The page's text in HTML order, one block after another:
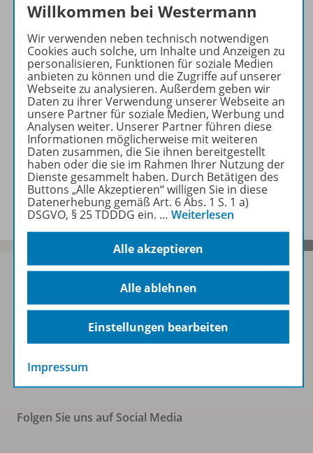
Produktinformationen
Beschreibung
Zugehörige Produkte
Benachrichtigungs-Service
Sofort profitieren
Folgen Sie uns auf Social Media
Willkommen bei Westermann
Wir verwenden neben technisch notwendigen
Cookies auch solche, um Inhalte und Anzeigen zu
personalisieren, Funktionen für soziale Medien
anbieten zu können und die Zugriffe auf unserer
Webseite zu analysieren. Außerdem geben wir
Daten zu ihrer Verwendung unserer Webseite an
unsere Partner für soziale Medien, Werbung und
Analysen weiter. Unserer Partner führen diese
Informationen möglicherweise mit weiteren
Daten zusammen, die Sie ihnen bereitgestellt
haben oder die sie im Rahmen Ihrer Nutzung der
Dienste gesammelt haben. Durch Betätigen des
Buttons „Alle Akzeptieren“ willigen Sie in diese
Datenerhebung gemäß Art. 6 Abs. 1 S. 1 a)
DSGVO, § 25 TDDDG ein. … Weiterlesen
Alle akzeptieren
Alle ablehnen
Einstellungen bearbeiten
Impressum